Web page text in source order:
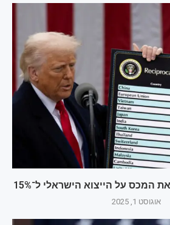
על הייצוא הישראלי ל־15%
אוגוסט 1, 2025